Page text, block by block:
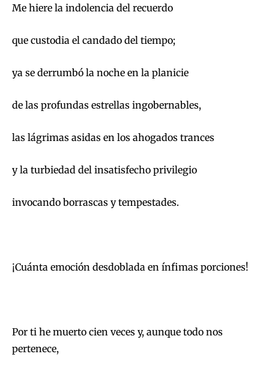
Me hiere la indolencia del recuerdo
que custodia el candado del tiempo;
ya se derrumbó la noche en la planicie
de las profundas estrellas ingobernables,
las lágrimas asidas en los ahogados trances
y la turbiedad del insatisfecho privilegio
invocando borrascas y tempestades.
¡Cuánta emoción desdoblada en ínfimas porciones!
Por ti he muerto cien veces y, aunque todo nos
pertenece,